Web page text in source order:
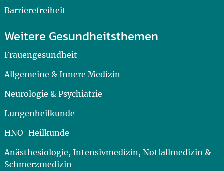
Barrierefreiheit
Weitere Gesundheitsthemen
Frauengesundheit
Allgemeine & Innere Medizin
Neurologie & Psychiatrie
Lungenheilkunde
HNO-Heilkunde
Anästhesiologie, Intensivmedizin, Notfallmedizin &
Schmerzmedizin